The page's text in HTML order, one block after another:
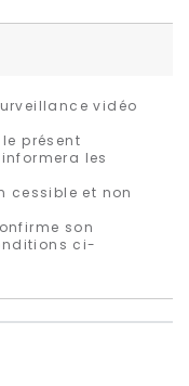
vidéo
présent
les
cessible et non
son
ci-